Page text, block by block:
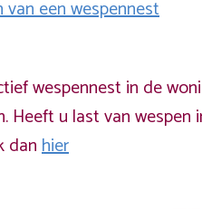
van een wespennest
wespennest in de
Heeft u last van wespen
danhier